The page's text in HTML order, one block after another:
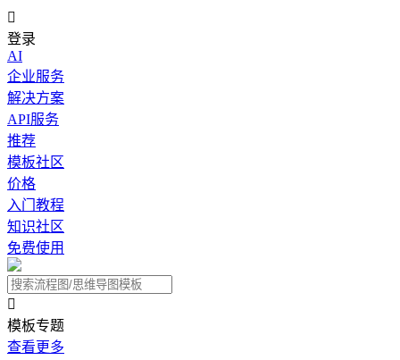

登录
AI
企业服务
解决方案
API服务
推荐
模板社区
价格
入门教程
知识社区
免费使用

模板专题
查看更多